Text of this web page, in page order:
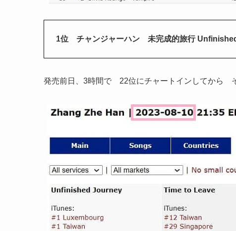
1位 チャンジャーハン 未完成的旅行
発売前日、3時間で 22位にチャートインしてから